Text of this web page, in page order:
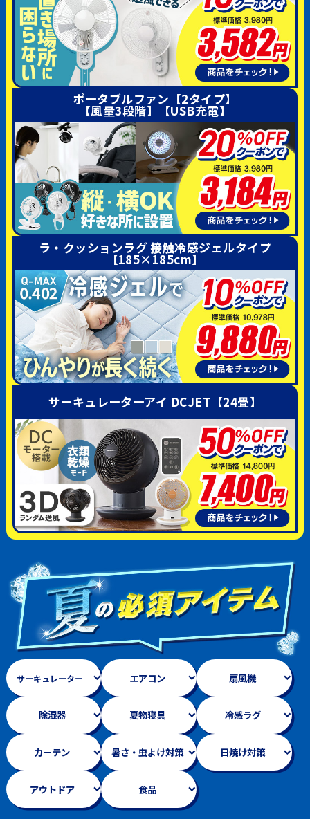
ポータブルファン【2タイプ】
【風量3段階】【USB充電】
ラ・クッションラグ 接触冷感ジェルタイプ
【185×185cm】
サーキュレーターアイ DCJET【24畳】
サーキュレーター エアコン 扇風機
除湿器 夏物寝具 冷感ラグ
カーテン 暑さ・虫よけ対策 日焼け対策
アウトドア 食品